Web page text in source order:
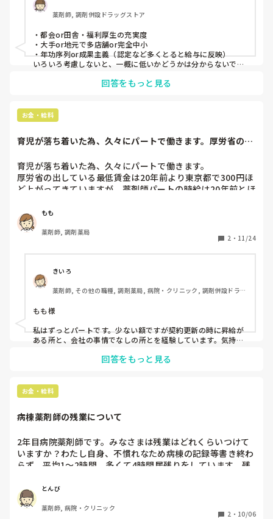
薬剤師, 調剤併設ドラッグストア
・都会or田舎・福利厚生の充実度
・大手or地元で多店舗or完全中小
・年功序列or成果主義（認定など多くとると給与に反映）
いろいろ考慮しないと、一概に低いかどうかは分からないです
例えば広島とか福岡、仙台とか札幌くらいの都市と仮定しま
り280万円だと年収400万円程になりますね。
時給換算でおおよそ1800円。
もう少しもらえそうです。
回答をもっと見る
お金・給料
育児が落ち着いた為、久々にパートで働きます。厚労省の出
育児が落ち着いた為、久々にパートで働きます。
厚労省の出している最低賃金は20年前より東京都で300円ほ
ど上がってきていますが、薬剤師パートの時給は20年前とほ
パートで長年働いている方、それなりに昇給してますか？
もも
薬剤師, 調剤薬局
2 ・ 11/24
きいろ
薬剤師, その他の職種, 調剤薬局, 病院・クリニック, 調剤併設ドラッ
もも様
私はずっとパートです。少ない額ですが契約更新の時に昇給が
ある所と、会社の事情でなしの所とを経験しています。気持ち
ブランクがある方、調剤初めての方は1800円からスタートの薬
東京都は薬剤師が多いのでこの金額だといわれました。
相場よりかなり高かったりする場合は、すごく忙しいとか人間
回答をもっと見る
お金・給料
病棟薬剤師の残業について
2年目病院薬剤師です。みなさまは残業はどれくらいつけて
いますか？わたし自身、不慣れなため病棟の記録等書き終わ
らず、平均1〜2時間、多くて4時間居残りをしています。残
していません。他の先輩も2〜3時間残られてる方もいますが
残業をつけている雰囲気ではありません。他の病院も同じ感
じなのでしょうか？自己研鑽の一環でしょうか。
とんび
薬剤師, 病院・クリニック
2 ・ 10/06